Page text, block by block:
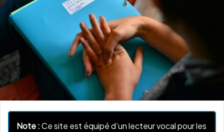
Note :Ce site est équipé d’un lecteur vocal pour les